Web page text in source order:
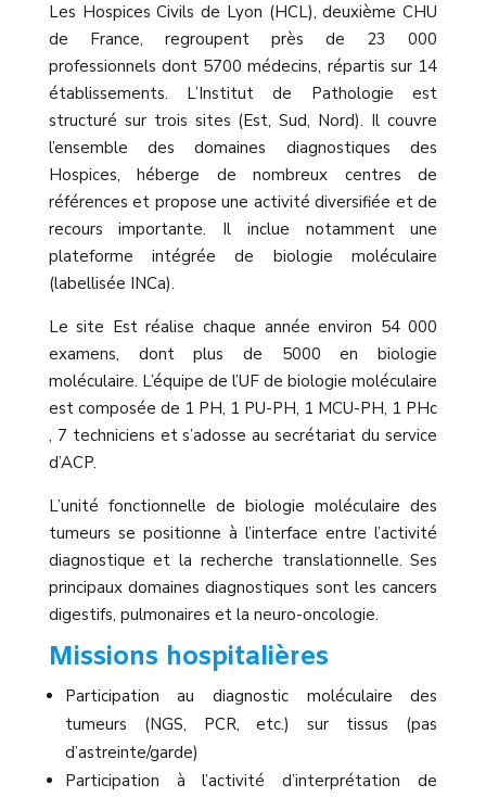
Les Hospices Civils de Lyon (HCL), deuxième CHU
de France, regroupent près de 23 000
professionnels dont 5700 médecins, répartis sur 14
établissements. L’Institut de Pathologie est
structuré sur trois sites (Est, Sud, Nord). Il couvre
l’ensemble des domaines diagnostiques des
Hospices, héberge de nombreux centres de
références et propose une activité diversifiée et de
recours importante. Il inclue notamment une
plateforme intégrée de biologie moléculaire
(labellisée INCa).
Le site Est réalise chaque année environ 54 000
examens, dont plus de 5000 en biologie
moléculaire. L’équipe de l’UF de biologie moléculaire
est composée de 1 PH, 1 PU-PH, 1 MCU-PH, 1 PHc
, 7 techniciens et s’adosse au secrétariat du service
d’ACP.
L’unité fonctionnelle de biologie moléculaire des
tumeurs se positionne à l’interface entre l’activité
diagnostique et la recherche translationnelle. Ses
principaux domaines diagnostiques sont les cancers
digestifs, pulmonaires et la neuro-oncologie.
Missions hospitalières
Participation au diagnostic moléculaire des
tumeurs (NGS, PCR, etc.) sur tissus (pas
d’astreinte/garde)
Participation à l’activité d’interprétation de